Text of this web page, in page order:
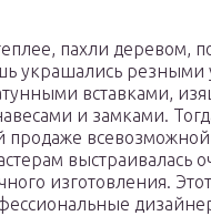
пахли деревом,
украшались резными
вставками,
и замками.
продаже всевозможной
выстраивалась
изготовления.